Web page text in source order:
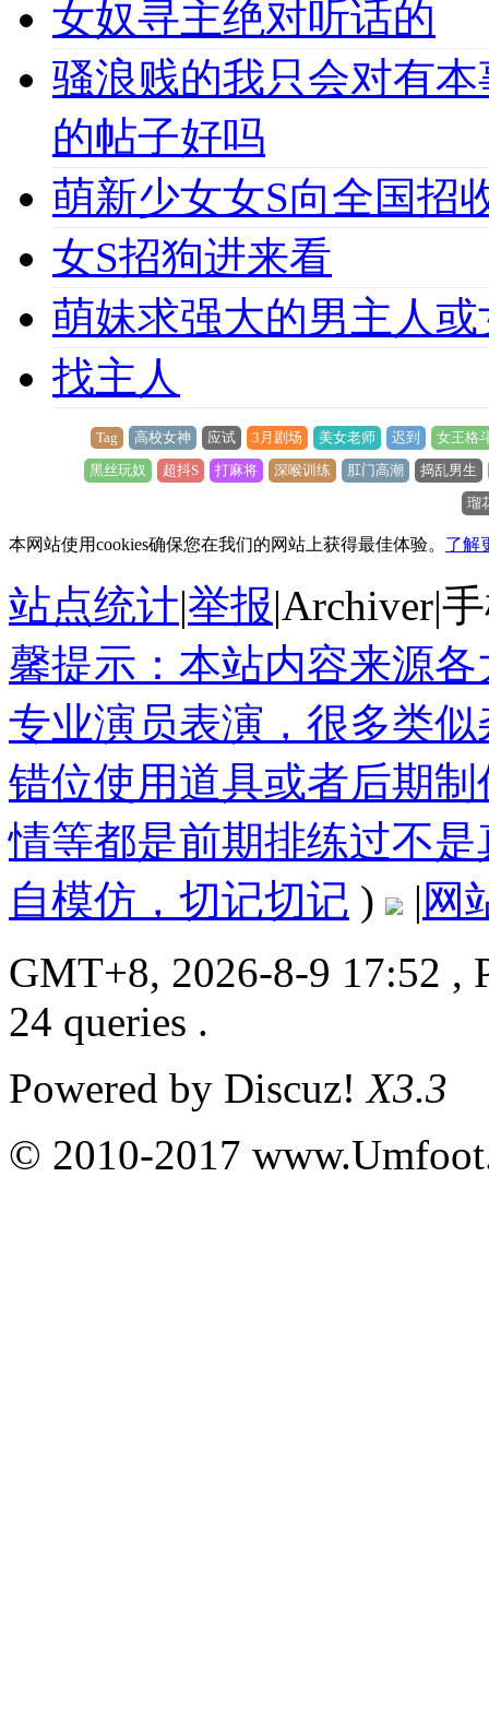
女奴寻主绝对听话的
骚浪贱的我只会对有
的帖子好吗
萌新少女女S向全国招
女S招狗进来看
萌妹求强大的男主人
找主人
Tag 高校女神 应试 3月剧场 美女老师 迟到
女王格
黑丝玩奴
超抖S 打麻将 深喉训练 肛门高潮
捣乱男生
瑠
本网站使用cookies确保您在我们的网站上获得最佳体验。 了解
站点统计|举报|Archiver|
馨提示：本站内容来源
专业演员表演，很多类
错位使用道具或者后期
情等都是前期排练过不
自模仿，切记切记 ) | 网
GMT+8, 2026-8-9 17:52 ,
24 queries .
Powered by Discuz! X3.3
© 2010-2017